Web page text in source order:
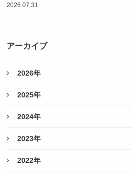
2026.07.31
アーカイブ
2026年
2025年
2024年
2023年
2022年